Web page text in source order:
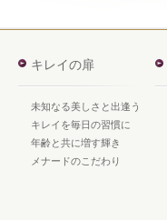
キレイの扉
未知なる美しさと出逢う
キレイを毎日の習慣に
年齢と共に増す輝き
メナードのこだわり